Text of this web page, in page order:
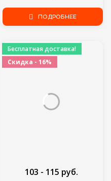
Автомобильный Воздушный
Насос Адаптер Быстрое
Зажим Тип Сопла Авто
Общие Инструменты
ПОДРОБНЕЕ
Бесплатная доставка!
Скидка - 16%
103 - 115 руб.